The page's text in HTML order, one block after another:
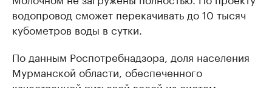
водопровод сможет перекачивать до 10 тысяч
кубометров воды в сутки.
По данным Роспотребнадзора, доля населения
Мурманской области, обеспеченного